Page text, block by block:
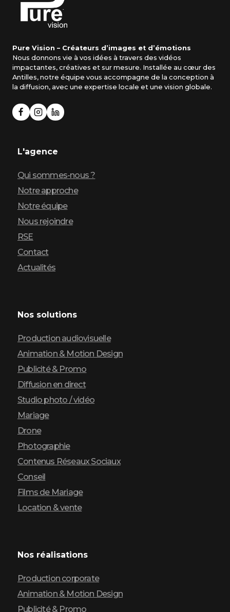
Pure Vision – Créateurs d’images et d’émotions
Nous donnons vie à vos idées à travers des vidéos
impactantes, créatives et sur mesure. Installée au cœur des
Antilles, notre équipe vous accompagne de la conception à
la diffusion, avec une expertise locale et une vision globale.
L'agence
Qui sommes-nous ?
Notre approche
Notre équipe
Nous rejoindre
RSE
Contact
Actualités
Nos solutions
Production audiovisuelle
Animation & Motion Design
Publicité & Promo
Diffusion en direct
Studio photo / vidéo
Mariage
Drone
Photographie
Contenus Réseaux Sociaux
Conseil
Films de Mariage
Location & vente
Nos réalisations
Production corporate
Animation & Motion Design
Publicité & Promo